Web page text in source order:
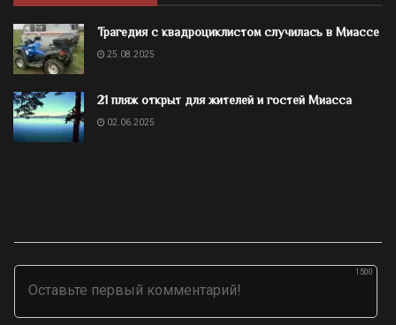
Трагедия с квадроциклистом случилась в Миассе
25.08.2025
21 пляж открыт для жителей и гостей Миасса
02.06.2025
1500